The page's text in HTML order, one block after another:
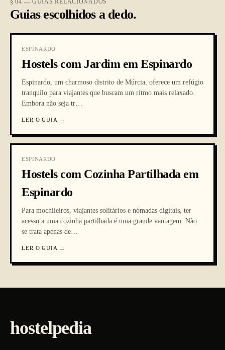
§ 04 — GUIAS RELACIONADOS
Guias escolhidos a dedo.
ESPINARDO
Hostels com Jardim em Espinardo
Espinardo, um charmoso distrito de Múrcia, oferece um refúgio
tranquilo para viajantes que buscam um ritmo mais relaxado.
Embora não seja tr…
LER O GUIA →
ESPINARDO
Hostels com Cozinha Partilhada em
Espinardo
Para mochileiros, viajantes solitários e nómadas digitais, ter
acesso a uma cozinha partilhada é uma grande vantagem. Não
se trata apenas de…
LER O GUIA →
hostelpedia